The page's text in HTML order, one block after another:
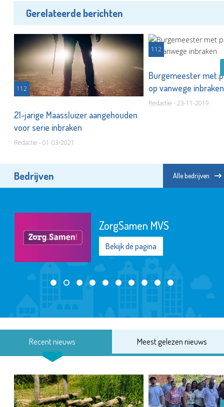
Gerelateerde berichten
112
21-jarige Maassluizer aangehouden
voor serie inbraken
Redactie - 01-03-2021
112
Burgemeester met
op vanwege
Redactie - 23-11-2019
Bedrijven Alle bedrijven
ZorgSamen MVS
Bekijk de pagina
Recent nieuws Meest gelezen nieuws